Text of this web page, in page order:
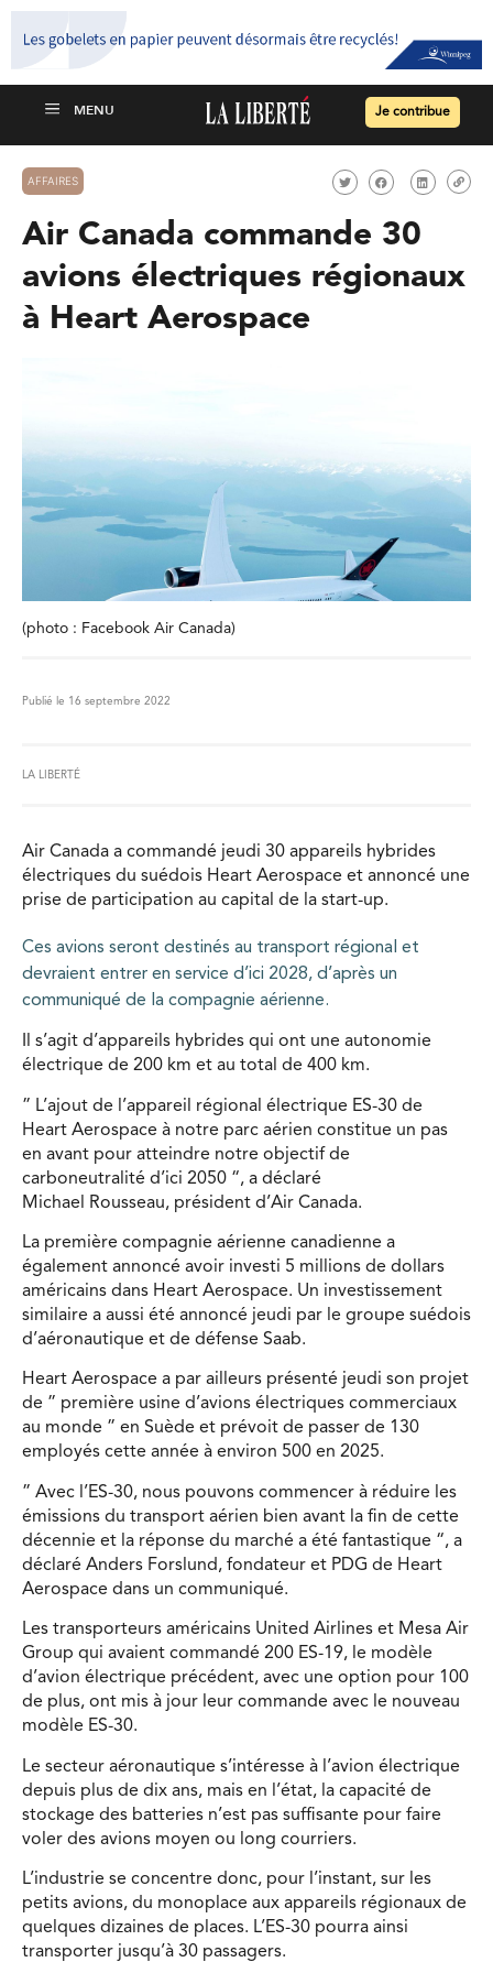
Je contribue
AFFAIRES
Air Canada commande 30
avions électriques régionaux
à Heart Aerospace
(photo : Facebook Air Canada)
Publié le 16 septembre 2022
LA LIBERTÉ
Air Canada a commandé jeudi 30 appareils hybrides
électriques du suédois Heart Aerospace et annoncé une
prise de participation au capital de la start-up.
Ces avions seront destinés au transport régional et
devraient entrer en service d’ici 2028, d’après un
communiqué de la compagnie aérienne.
Il s’agit d’appareils hybrides qui ont une autonomie
électrique de 200 km et au total de 400 km.
” L’ajout de l’appareil régional électrique ES-30 de
Heart Aerospace à notre parc aérien constitue un pas
en avant pour atteindre notre objectif de
carboneutralité d’ici 2050 “, a déclaré
Michael Rousseau, président d’Air Canada.
La première compagnie aérienne canadienne a
également annoncé avoir investi 5 millions de dollars
américains dans Heart Aerospace. Un investissement
similaire a aussi été annoncé jeudi par le groupe suédois
d’aéronautique et de défense Saab.
Heart Aerospace a par ailleurs présenté jeudi son projet
de ” première usine d’avions électriques commerciaux
au monde ” en Suède et prévoit de passer de 130
employés cette année à environ 500 en 2025.
” Avec l’ES-30, nous pouvons commencer à réduire les
émissions du transport aérien bien avant la fin de cette
décennie et la réponse du marché a été fantastique “, a
déclaré Anders Forslund, fondateur et PDG de Heart
Aerospace dans un communiqué.
Les transporteurs américains United Airlines et Mesa Air
Group qui avaient commandé 200 ES-19, le modèle
d’avion électrique précédent, avec une option pour 100
de plus, ont mis à jour leur commande avec le nouveau
modèle ES-30.
Le secteur aéronautique s’intéresse à l’avion électrique
depuis plus de dix ans, mais en l’état, la capacité de
stockage des batteries n’est pas suffisante pour faire
voler des avions moyen ou long courriers.
L’industrie se concentre donc, pour l’instant, sur les
petits avions, du monoplace aux appareils régionaux de
quelques dizaines de places. L’ES-30 pourra ainsi
transporter jusqu’à 30 passagers.